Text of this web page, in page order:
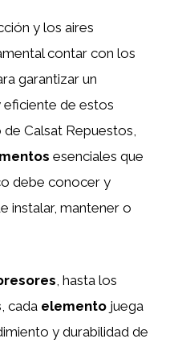
y los aires
contar con los
garantizar un
de estos
Calsat Repuestos,
esenciales que
debe conocer y
instalar, mantener o
, hasta los
, cada elemento juega
y durabilidad de